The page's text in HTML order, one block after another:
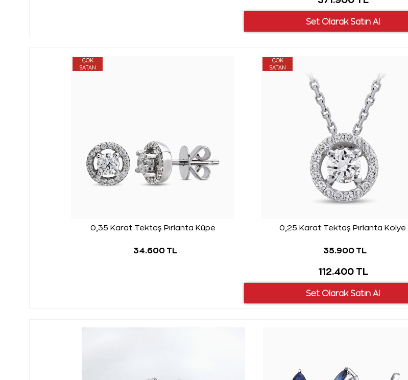
ÇOK
SATAN
0,35 Karat Tektaş Pırlanta Küpe
34.600 TL
ÇOK
SATAN
0,25 Karat Tektaş Pırlanta Kolye
35.900 TL
112.400 TL